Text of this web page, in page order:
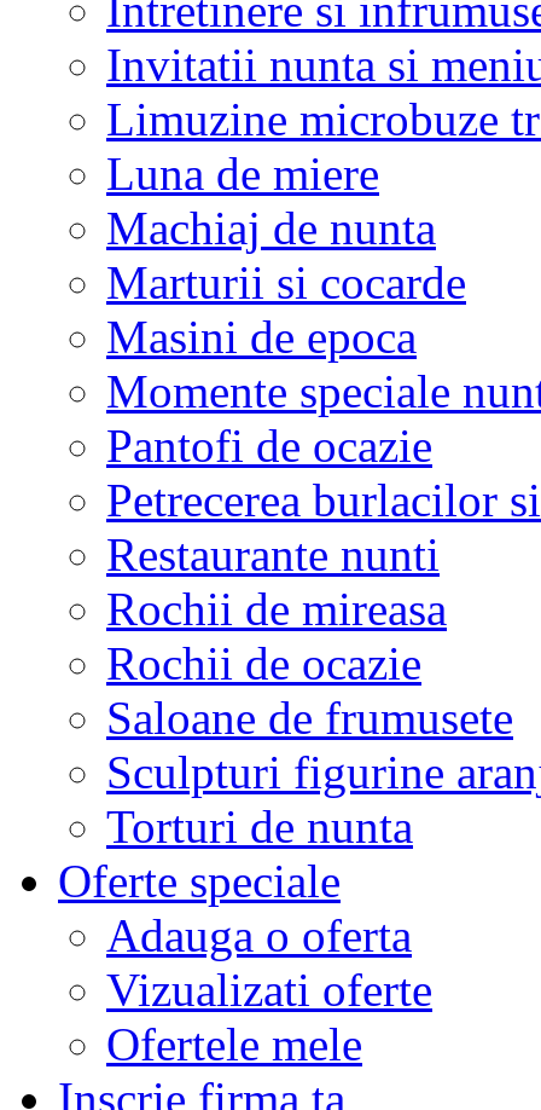
Invitatii nunta si
Limuzine microbuze
Luna de miere
Machiaj de nunta
Marturii si cocarde
Masini de epoca
Momente speciale
Pantofi de ocazie
Petrecerea burlacilor
Restaurante nunti
Rochii de mireasa
Rochii de ocazie
Saloane de frumusete
Sculpturi figurine
Torturi de nunta
Oferte speciale
Adauga o oferta
Vizualizati oferte
Ofertele mele
Inscrie firma ta